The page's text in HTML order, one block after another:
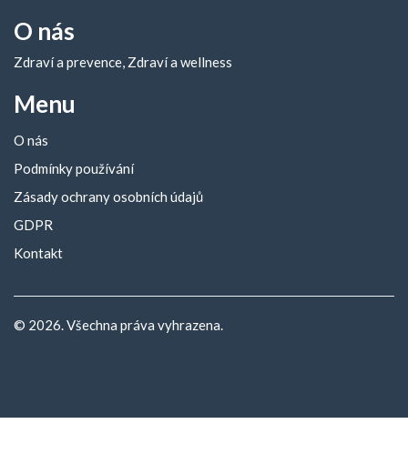
O nás
Zdraví a prevence, Zdraví a wellness
Menu
O nás
Podmínky používání
Zásady ochrany osobních údajů
GDPR
Kontakt
© 2026. Všechna práva vyhrazena.